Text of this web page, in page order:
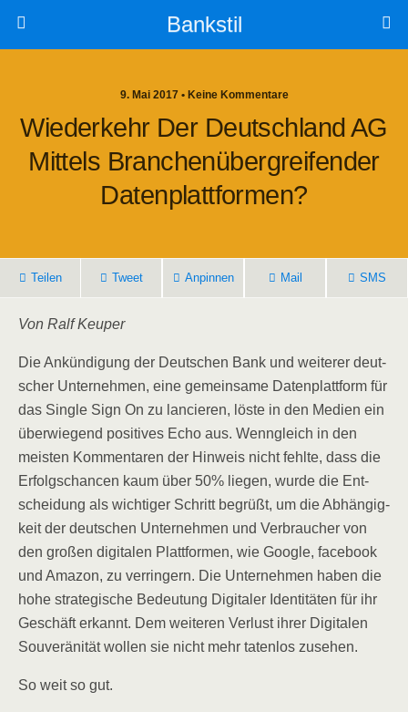
Bankstil
9. Mai 2017 • Keine Kommentare
Wie­der­kehr Der Deutsch­land AG
Mit­tels Bran­chen­über­grei­fen­der
Datenplattformen?
Tei­len Tweet Anpin­nen Mail SMS
Von Ralf Keuper
Die Ankün­di­gung der Deut­schen Bank und wei­te­rer deut­
scher Unter­neh­men, eine gemein­sa­me Daten­platt­form für
das Sin­gle Sign On zu lan­cie­ren, lös­te in den Medi­en ein
über­wie­gend posi­ti­ves Echo aus. Wenn­gleich in den
meis­ten Kom­men­ta­ren der Hin­weis nicht fehl­te, dass die
Erfolgs­chan­cen kaum über 50% lie­gen, wur­de die Ent­
schei­dung als wich­ti­ger Schritt begrüßt, um die Abhän­gig­
keit der deut­schen Unter­neh­men und Ver­brau­cher von
den gro­ßen digi­ta­len Platt­for­men, wie Goog­le, face­book
und Ama­zon, zu ver­rin­gern. Die Unter­neh­men haben die
hohe stra­te­gi­sche Bedeu­tung Digi­ta­ler Iden­ti­tä­ten für ihr
Geschäft erkannt. Dem wei­te­ren Ver­lust ihrer Digi­ta­len
Sou­ve­rä­ni­tät wol­len sie nicht mehr taten­los zusehen.
So weit so gut.